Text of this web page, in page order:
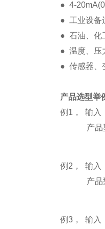
● 4-
● 工业设备
● 石油、化
● 温度、压
● 传感器、
产品选型举
例1， 输入
产品型号
例2， 输入
产品型号
例3， 输入